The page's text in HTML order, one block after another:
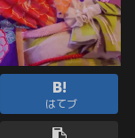
はてブ